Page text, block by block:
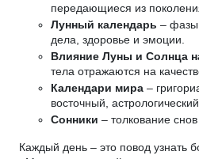
передающиеся из
Лунный календарь – фазы
дела, здоровье и эмоции.
Влияние Луны и Солнца
тела отражаются на
Календари мира –
восточный,
Сонники – толкование
Каждый день – это повод узнать